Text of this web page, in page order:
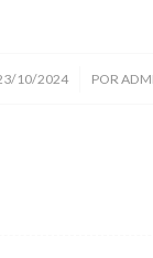
10/2024
/ POR